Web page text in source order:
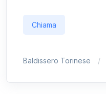
Chiama
Baldissero Torinese